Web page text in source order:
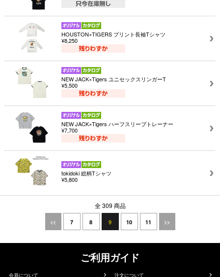
HOUSTON×TIGERS プリント長袖Tシャツ
¥8,250
NEW JACK×Tigers ユニセックスリンガーT
¥5,500
NEW JACK×Tigers ハーフスリーブトレーナー
¥7,700
tokidoki 総柄Tシャツ
¥5,800
全 309 商品
<< 7 8 9 10 11 >>
ご利用ガイド
会員について 注文について